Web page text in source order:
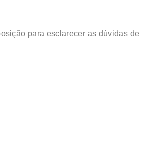
para esclarecer as dúvidas